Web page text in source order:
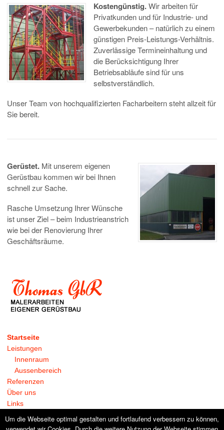
Kostengünstig.Wir arbeiten für
Privatkunden und für Industrie- und
Gewerbekunden – natürlich zu einem
günstigen Preis-Leistungs-Verhältnis.
Zuverlässige Termineinhaltung und
die Berücksichtigung Ihrer
Betriebsabläufe sind für uns
selbstverständlich.
Unser Team von hochqualifizierten Facharbeitern steht allzeit für
Sie bereit.
Gerüstet. Mit unserem eigenen
Gerüstbau kommen wir bei Ihnen
schnell zur Sache.
Rasche Umsetzung Ihrer Wünsche
ist unser Ziel – beim Industrieanstrich
wie bei der Renovierung Ihrer
Geschäftsräume.
Startseite
Leistungen
Innenraum
Aussenbereich
Referenzen
Über uns
Links
Kontakt
Um die Webseite optimal gestalten und fortlaufend verbessern zu können,